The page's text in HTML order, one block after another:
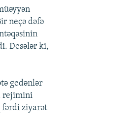
neçə dəfə
Desələr ki,
gedənlər
rejimini
fərdi ziyarət